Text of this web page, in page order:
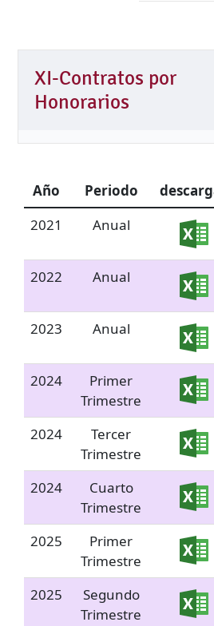
XI-Contratos por
Honorarios
Año Periodo
2021
Anual
2022 Anual
2023 Anual
2024
Primer
Trimestre
2024
Tercer
Trimestre
2024
Cuarto
Trimestre
2025
Primer
Trimestre
2025
Segundo
Trimestre